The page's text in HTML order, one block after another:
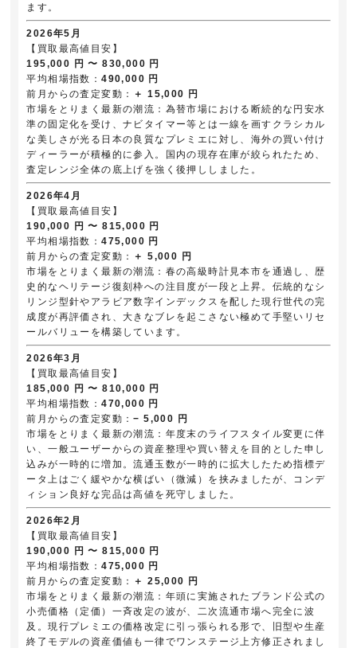
ます。
2026年5月
【買取最高値目安】
195,000 円 〜 830,000 円
平均相場指数：490,000 円
前月からの査定変動：
＋ 15,000 円
市場をとりまく最新の潮流：為替市場における断続的な円安水
準の固定化を受け、ナビタイマー等とは一線を画すクラシカル
な美しさが光る日本の良質なプレミエに対し、海外の買い付け
ディーラーが積極的に参入。国内の現存在庫が絞られたため、
査定レンジ全体の底上げを強く後押ししました。
2026年4月
【買取最高値目安】
190,000 円 〜 815,000 円
平均相場指数：475,000 円
前月からの査定変動：
＋ 5,000 円
市場をとりまく最新の潮流：春の高級時計見本市を通過し、歴
史的なヘリテージ復刻枠への注目度が一段と上昇。伝統的なシ
リンジ型針やアラビア数字インデックスを配した現行世代の完
成度が再評価され、大きなブレを起こさない極めて手堅いリセ
ールバリューを構築しています。
2026年3月
【買取最高値目安】
185,000 円 〜 810,000 円
平均相場指数：470,000 円
前月からの査定変動：− 5,000 円
市場をとりまく最新の潮流：年度末のライフスタイル変更に伴
い、一般ユーザーからの資産整理や買い替えを目的とした申し
込みが一時的に増加。流通玉数が一時的に拡大したため指標デ
ータ上はごく緩やかな横ばい（微減）を挟みましたが、コンデ
ィション良好な完品は高値を死守しました。
2026年2月
【買取最高値目安】
190,000 円 〜 815,000 円
平均相場指数：475,000 円
前月からの査定変動：
＋ 25,000 円
市場をとりまく最新の潮流：年頭に実施されたブランド公式の
小売価格（定価）一斉改定の波が、二次流通市場へ完全に波
及。現行プレミエの価格改定に引っ張られる形で、旧型や生産
終了モデルの資産価値も一律でワンステージ上方修正されまし